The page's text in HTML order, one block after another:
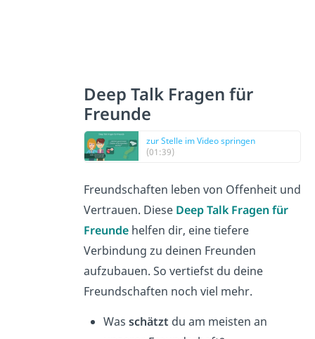
Deep Talk Fragen für
Freunde
zur Stelle im Video springen
(01:39)
Freundschaften leben von Offenheit und
Vertrauen. Diese Deep Talk Fragen für
Freundehelfen dir, eine tiefere
Verbindung zu deinen Freunden
aufzubauen. So vertiefst du deine
Freundschaften noch viel mehr.
Was schätzt du am meisten an